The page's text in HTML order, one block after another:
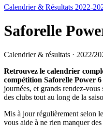
Calendrier & Résultats 2022-
Saforelle
Calendrier & résultats · 2022/
Retrouvez le calendrier
compétition Saforelle Power
journées, et grands rendez-
des clubs tout au long de la
Mis à jour régulièrement selon
vous aide à ne rien manquer